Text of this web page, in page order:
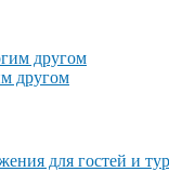
другом
для гостей и